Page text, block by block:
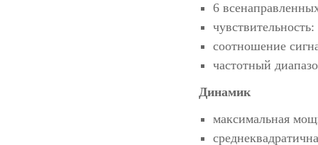
6
соотношение
частотный
Динамик
максимальная